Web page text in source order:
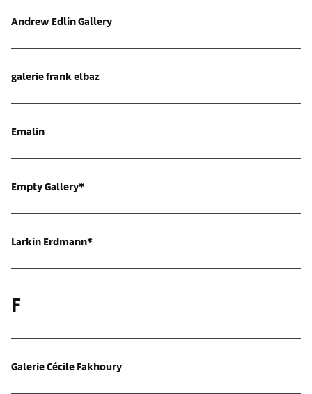
Andrew Edlin Gallery
galerie frank elbaz
Emalin
Empty Gallery*
Larkin Erdmann*
F
Galerie Cécile Fakhoury